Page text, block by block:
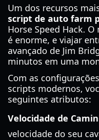
Um dos recursos
script de auto farm
Horse Speed Hack.
é enorme, e viajar
avançado de Jim
minutos em uma
Com as
scripts modernos,
seguintes atributos:
Velocidade de
velocidade do seu